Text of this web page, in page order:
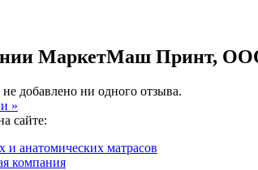
МаркетМаш Принт,
добавлено ни одного отзыва.
»
сайте:
и анатомических матрасов
компания